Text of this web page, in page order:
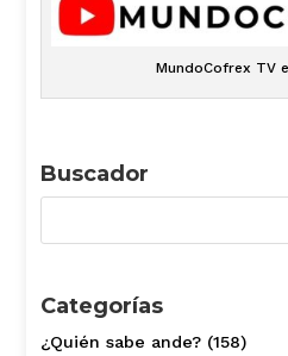
MundoCofrex TV
Buscador
Categorías
¿Quién sabe ande?(158)